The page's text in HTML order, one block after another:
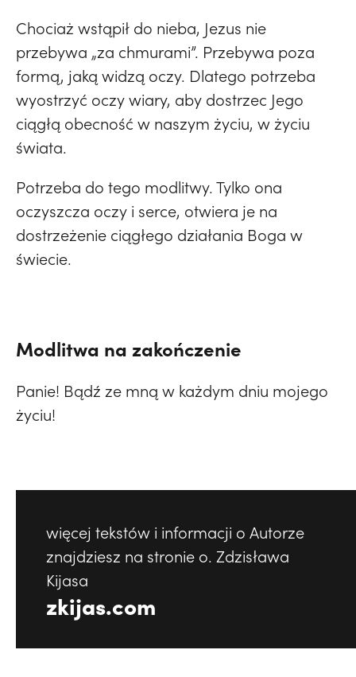
Chociaż wstąpił do nieba, Jezus nie
przebywa „za chmurami”. Przebywa poza
formą, jaką widzą oczy. Dlatego potrzeba
wyostrzyć oczy wiary, aby dostrzec Jego
ciągłą obecność w naszym życiu, w życiu
świata.
Potrzeba do tego modlitwy. Tylko ona
oczyszcza oczy i serce, otwiera je na
dostrzeżenie ciągłego działania Boga w
świecie.
Modlitwa na zakończenie
Panie! Bądź ze mną w każdym dniu mojego
życiu!
więcej tekstów i informacji o Autorze
znajdziesz na stronie o. Zdzisława
Kijasa
zkijas.com